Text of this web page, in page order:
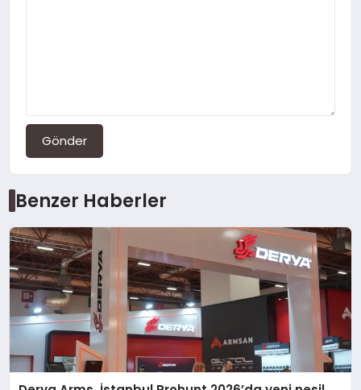
Gönder
Benzer Haberler